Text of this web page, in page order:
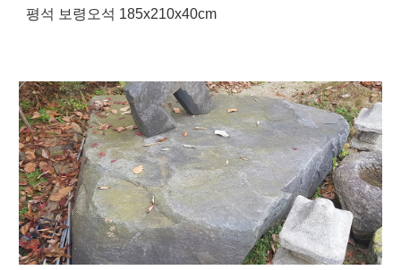
평석 보령오석 185x210x40cm